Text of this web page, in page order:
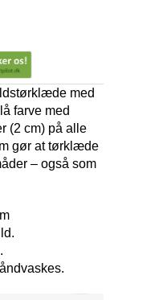
med
farve med
(2 cm) på alle
gør at tørklæde
– også som